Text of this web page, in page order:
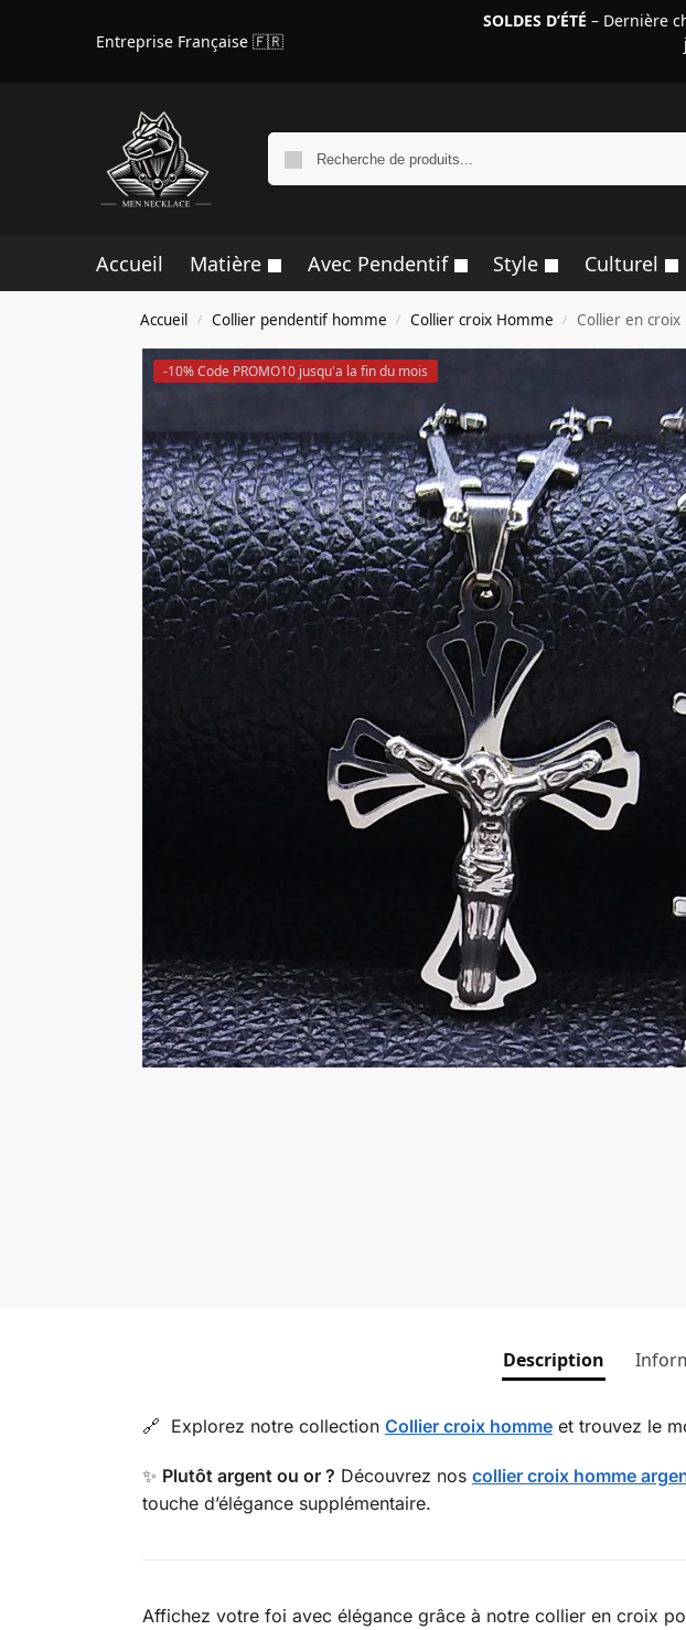
Entreprise Française 🇫🇷
SOLDES D’ÉTÉ – Dernière
Accueil Matière Avec Pendentif Style Culturel
Accueil / Collier pendentif homme / Collier croix Homme / Collier en
-10% Code PROMO10 jusqu'a la fin du mois
Description
🔗 Explorez notre collection Collier croix hommeet trouvez le
✨ Plutôt argent ou or ? Découvrez nos collier croix homme
touche d’élégance supplémentaire.
Affichez votre foi avec élégance grâce à notre collier en croix